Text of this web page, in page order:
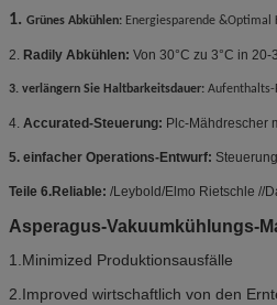
1. Grünes Abkühlen: Energiesparende &Optimal
2. Radily Abkühlen: Von 30°C zu 3°C in 20-
3. verlängern Sie Haltbarkeitsdauer: Aufenthalts-
4. Accurated-Steuerung: Plc-Mähdrescher
5. einfacher Operations-Entwurf:
Teile 6.Reliable: /Leybold/Elmo Rietschle //
Asperagus-Vakuumkühlungs-
1.Minimized Produktionsausfälle
2.Improved wirtschaftlich von den